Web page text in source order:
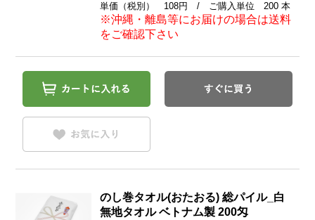
単価（税別） 108円 / ご購入単位 200 本
※沖縄・離島等にお届けの場合は送料
をご確認下さい
のし巻タオル(おたおる) 総パイル_白
無地タオル ベトナム製 200匁